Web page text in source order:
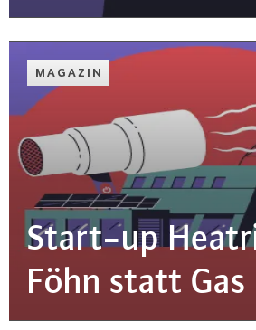
MAGAZIN
Start-up
Föhn statt Gas